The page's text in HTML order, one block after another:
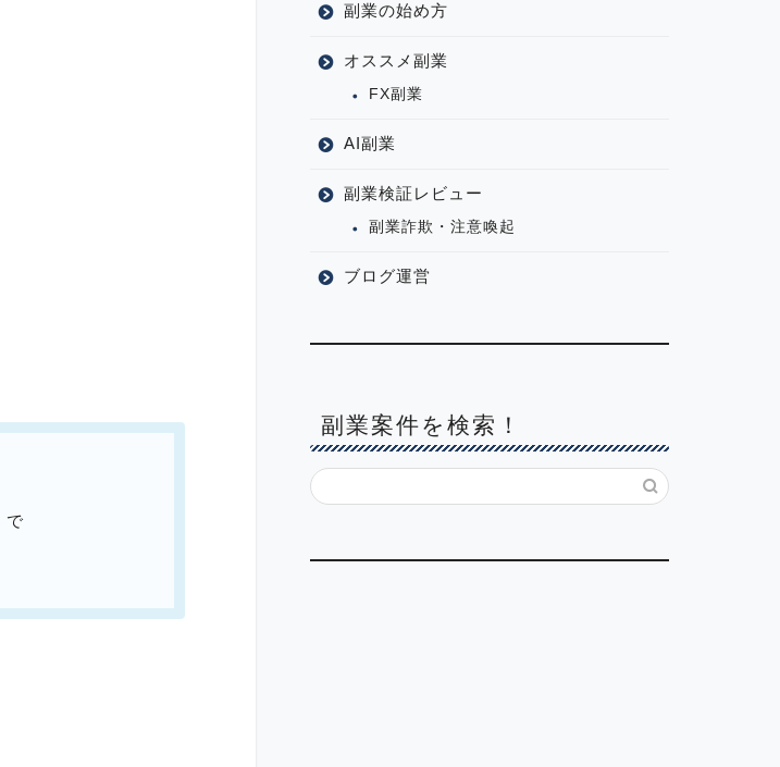
で
副業の始め方
オススメ副業
FX副業
AI副業
副業検証レビュー
副業詐欺・注意喚起
ブログ運営
副業案件を検索！